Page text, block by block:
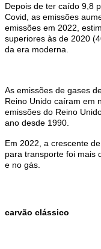
Depois de ter caído 9,8
Covid, as emissões
emissões em 2022,
superiores às de 2020
da era moderna.
As emissões de gases
Reino Unido caíram em
emissões do Reino
ano desde 1990.
Em 2022, a crescente
para transporte foi mais
e no gás.
carvão clássico